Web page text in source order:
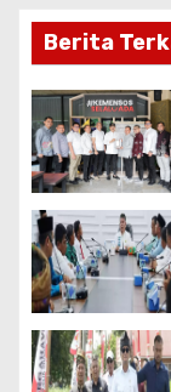
g
a
t
i
o
n
Berita